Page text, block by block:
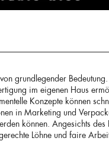
grundlegender
im eigenen Haus
Konzepte können
in Marketing und
können. Angesichts
Löhne und faire